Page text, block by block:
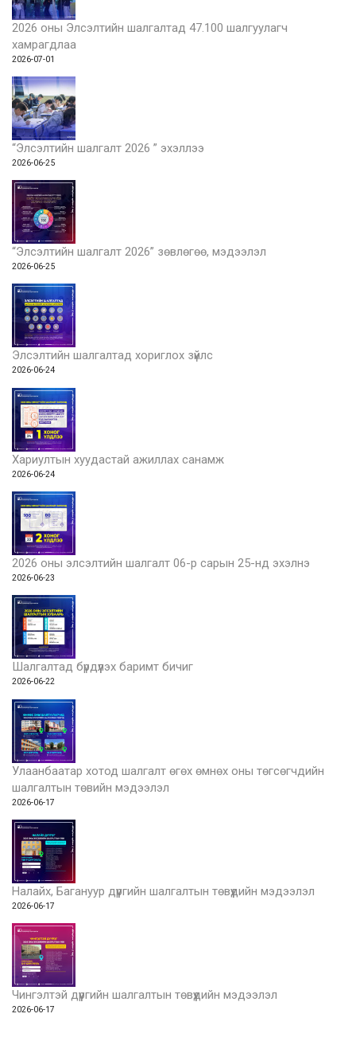
2026 оны Элсэлтийн шалгалтад 47.100 шалгуулагч
хамрагдлаа
2026-07-01
“Элсэлтийн шалгалт 2026 ” эхэллээ
2026-06-25
“Элсэлтийн шалгалт 2026” зөвлөгөө, мэдээлэл
2026-06-25
Элсэлтийн шалгалтад хориглох зүйлс
2026-06-24
Хариултын хуудастай ажиллах санамж
2026-06-24
2026 оны элсэлтийн шалгалт 06-р сарын 25-нд эхэлнэ
2026-06-23
Шалгалтад бүрдүүлэх баримт бичиг
2026-06-22
Улаанбаатар хотод шалгалт өгөх өмнөх оны төгсөгчдийн
шалгалтын төвийн мэдээлэл
2026-06-17
Налайх, Багануур дүүргийн шалгалтын төвүүдийн мэдээлэл
2026-06-17
Чингэлтэй дүүргийн шалгалтын төвүүдийн мэдээлэл
2026-06-17